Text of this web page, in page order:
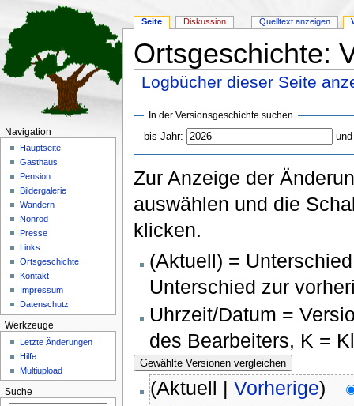
Ortsgeschichte:
Logbücher dieser Seite
In der Versionsgeschichte suchen
bis Jahr:
Zur Anzeige der
auswählen und die
klicken.
(Aktuell) =
Unterschied zur
Uhrzeit/Datum =
des Bearbeiters, K =
(Aktuell | Vorherige)
Seite Diskussion Quelltext anzeigen
Navigation
Hauptseite
Gasthaus
Pension
Bildergalerie
Wandern
Nonrod
Presse
Links
Ortsgeschichte
Kontakt
Impressum
Datenschutz
Werkzeuge
Letzte Änderungen
Hilfe
Multiupload
Suche